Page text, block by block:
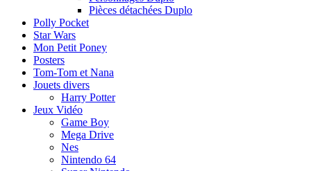
Pièces détachées Duplo
Polly Pocket
Star Wars
Mon Petit Poney
Posters
Tom-Tom et Nana
Jouets divers
Harry Potter
Jeux Vidéo
Game Boy
Mega Drive
Nes
Nintendo 64